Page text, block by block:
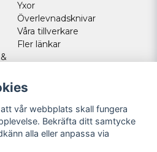
Yxor
Överlevnadsknivar
Våra tillverkare
Fler länkar
vår webbplats skall fungera
Bekräfta ditt samtycke
alla eller anpassa via